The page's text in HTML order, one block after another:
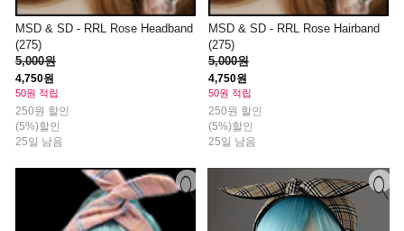
MSD & SD - RRL Rose Headband
(275)
5,000원
4,750원
50원 적립
250원 할인
(5%)할인
25일 남음
MSD & SD - RRL Rose Hairband
(275)
5,000원
4,750원
50원 적립
250원 할인
(5%)할인
25일 남음